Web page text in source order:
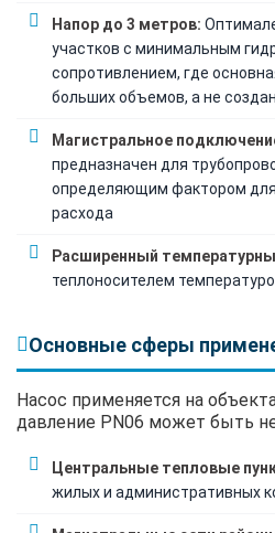
Напор до 3 метров:
участков с минимальным
сопротивлением, где
больших объемов, а не
Магистральное
предназначен для
определяющим фактором для
расхода
Расширенный
теплоносителем
Основные сферы
Насос применяется на
давление PN06 может быть
Центральные тепловые
жилых и административных